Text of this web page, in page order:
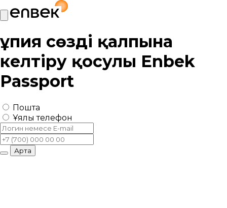
Құпия сөзді қалпына
келтіру қосулы Enbek
Passport
Пошта
Ұялы телефон
Артқа